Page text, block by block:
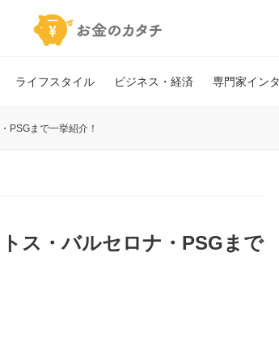
ライフスタイル ビジネス・経済 専門家イン
PSGまで一挙紹介！
ス・バルセロナ・PSGまで